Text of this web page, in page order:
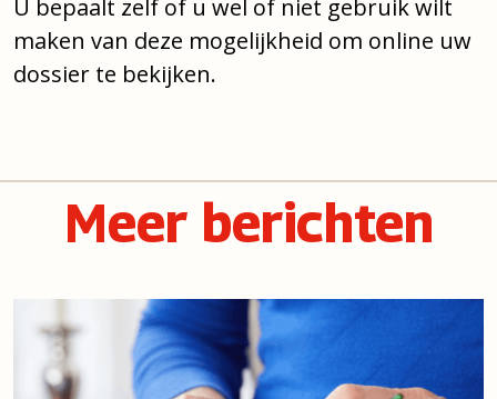
U bepaalt zelf of u wel of niet gebruik wilt
maken van deze mogelijkheid om online uw
dossier te bekijken.
Meer berichten